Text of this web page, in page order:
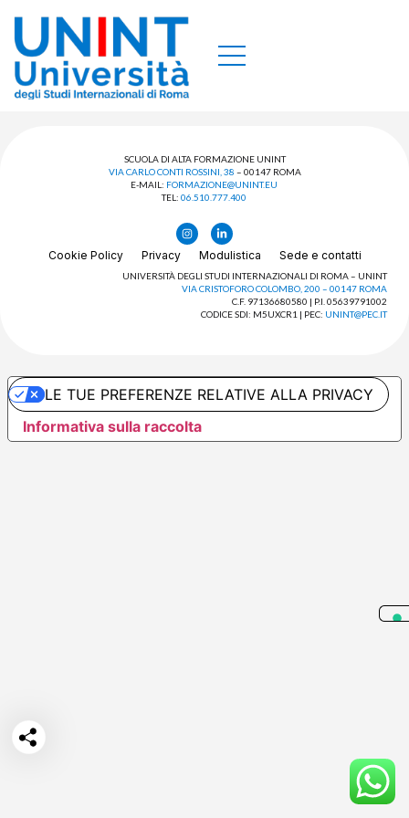
SCUOLA DI ALTA FORMAZIONE UNINT
VIA CARLO CONTI ROSSINI, 38 – 00147 ROMA
E-MAIL: FORMAZIONE@UNINT.EU
TEL: 06.510.777.400
Cookie Policy Privacy Modulistica Sede e contatti
UNIVERSITÀ DEGLI STUDI INTERNAZIONALI DI ROMA – UNINT
VIA CRISTOFORO COLOMBO, 200 – 00147 ROMA
C.F. 97136680580 | P.I. 05639791002
CODICE SDI: M5UXCR1 | PEC: UNINT@PEC.IT
Informativa sulla raccolta
LE TUE PREFERENZE RELATIVE ALLA PRIVACY